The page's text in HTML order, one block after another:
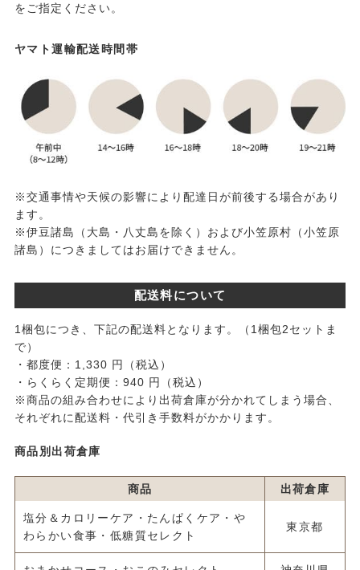
をご指定ください。
ヤマト運輸配送時間帯
※交通事情や天候の影響により配達日が前後する場合があり
ます。
※伊豆諸島（大島・八丈島を除く）および小笠原村（小笠原
諸島）につきましてはお届けできません。
配送料について
1梱包につき、下記の配送料となります。（1梱包2セットま
で）
・都度便：1,330 円（税込）
・らくらく定期便：940 円（税込）
※商品の組み合わせにより出荷倉庫が分かれてしまう場合、
それぞれに配送料・代引き手数料がかかります。
商品別出荷倉庫
商品 出荷倉庫
塩分＆カロリーケア・たんぱくケア・や
わらかい食事・低糖質セレクト
東京都